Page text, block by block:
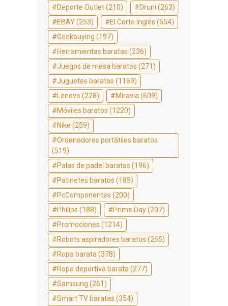
Deporte Outlet(210) Druni (263)
EBAY(253) El Corte Inglés (654)
Geekbuying (197)
Herramientas baratas (236)
Juegos de mesa baratos (271)
Juguetes baratos (1169)
Lenovo (228) Miravia (609)
Móviles baratos (1220)
Nike (259)
Ordenadores portátiles baratos
(519)
Palas de padel baratas (196)
Patinetes baratos (185)
PcComponentes (200)
Philips (188) Prime Day(207)
Promociones (1214)
Robots aspiradores baratos (265)
Ropa barata (378)
Ropa deportiva barata (277)
Samsung (261)
Smart TV baratas (354)